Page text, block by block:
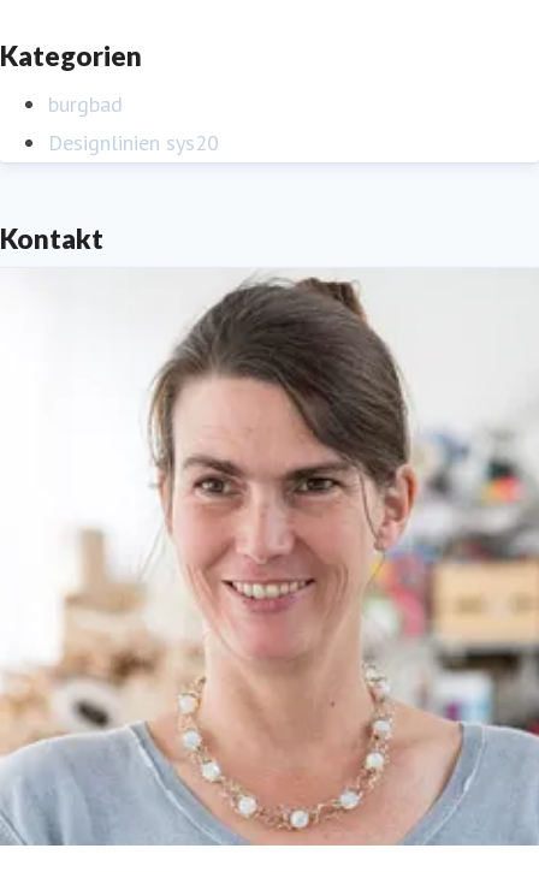
Kategorien
burgbad
Designlinien sys20
Kontakt